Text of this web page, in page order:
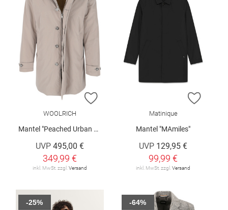
ZUR WUNSCHLISTE HINZUFÜGEN
WOOLRICH
Mantel "Peached Urban Touch"
UVP 495,00 €
349,99 €
inkl. MwSt. zzgl. Versand
ZUR
Matinique
Mantel "MAmiles"
UVP 129,95 €
99,99 €
inkl. MwSt. zzgl. Versand
-25% -64%